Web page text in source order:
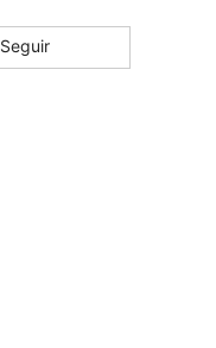
Seguir